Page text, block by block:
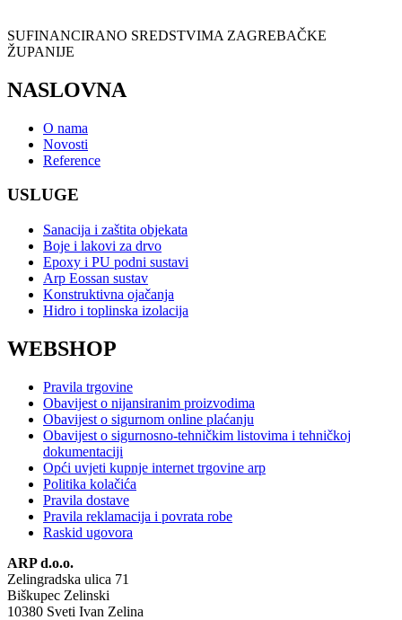
SUFINANCIRANO SREDSTVIMA ZAGREBAČKE
ŽUPANIJE
NASLOVNA
O nama
Novosti
Reference
USLUGE
Sanacija i zaštita objekata
Boje i lakovi za drvo
Epoxy i PU podni sustavi
Arp Eossan sustav
Konstruktivna ojačanja
Hidro i toplinska izolacija
WEBSHOP
Pravila trgovine
Obavijest o nijansiranim proizvodima
Obavijest o sigurnom online plaćanju
Obavijest o sigurnosno-tehničkim listovima i tehničkoj
dokumentaciji
Opći uvjeti kupnje internet trgovine arp
Politika kolačića
Pravila dostave
Pravila reklamacija i povrata robe
Raskid ugovora
ARP d.o.o.
Zelingradska ulica 71
Biškupec Zelinski
10380 Sveti Ivan Zelina